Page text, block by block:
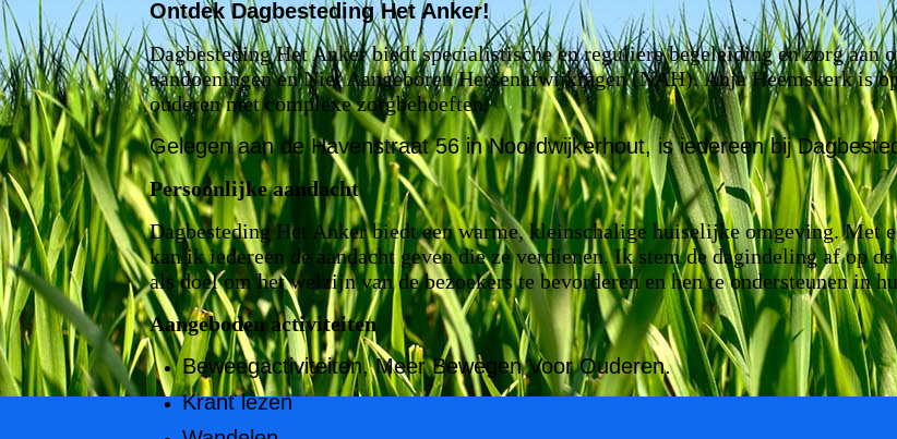
Ontdek Dagbesteding Het Anker!
Dagbesteding Het Anker biedt specialistische en reguliere begeleiding en zorg aan
aandoeningen en Niet Aangeboren Hersenafwijkingen (NAH).Anja Heemskerk is
ouderen met complexe zorgbehoeften.
Gelegen aan de Havenstraat 56 in Noordwijkerhout, is iedereen bij
Persoonlijke aandacht
Dagbesteding Het Anker biedt een warme, kleinschalige huiselijke omgeving. Met
kan ik iedereen de aandacht geven die ze verdienen. Ik stem de dagindeling af op
als doel om het welzijn van de bezoekers te bevorderen en hen te ondersteunen in
Aangeboden activiteiten
Beweegactiviteiten, Meer Bewegen Voor Ouderen.
Krant lezen